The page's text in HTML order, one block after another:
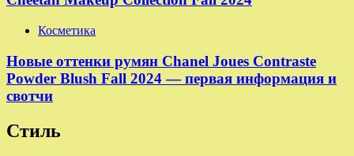
Косметика
Новые оттенки румян Chanel Joues Contraste
Powder Blush Fall 2024 — первая информация и
свотчи
Стиль